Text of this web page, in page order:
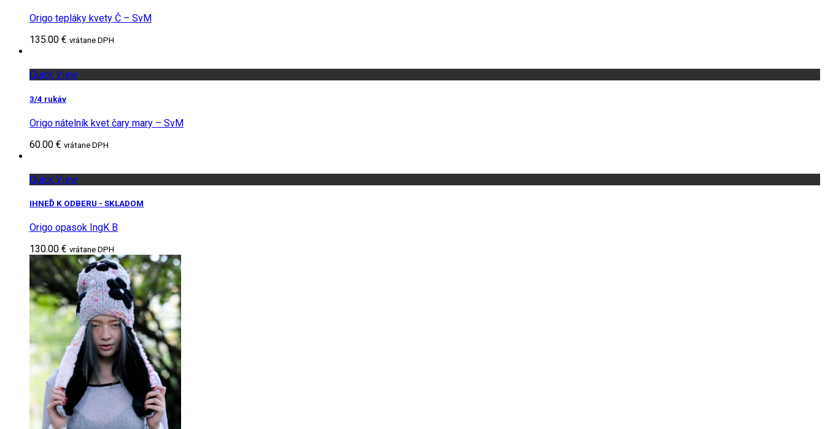
Origo tepláky kvety Č – SvM
135.00 € vrátane DPH
Quick View
3/4 rukáv
Origo nátelník kvet čary mary – SvM
60.00 € vrátane DPH
Quick View
IHNEĎ K ODBERU - SKLADOM
Origo opasok IngK B
130.00 € vrátane DPH